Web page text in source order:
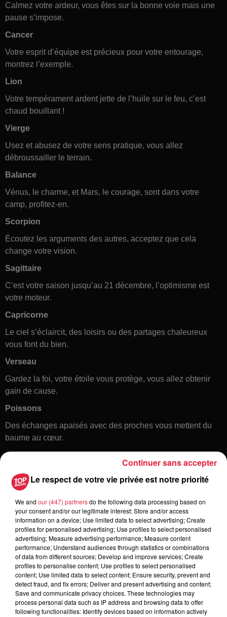
Calmez votre ardeur, vous êtes sur la bonne voie mais une
pause s’impose.
Cancer
Votre esprit d’équipe est précieux pour votre entourage,
montrez l’exemple.
Lion
Votre tempérament ardent jette de l’huile sur le feu, c’est
chaud bouillant !
Vierge
Usez et abusez de votre sens pratique, vous allez
débroussailler le terrain.
Balance
Vénus, le charme, et Mars, le courage, sont dans votre
camp, profitez-en.
Scorpion
Écoutez les arguments des autres, acceptez que cela
change votre vision.
Sagittaire
C’est votre saison jusqu’au 21 décembre, l’optimisme est
votre moteur.
Capricorne
Le ciel s’éclaircit, des loisirs ou des partages chaleureux
vous font du bien.
Verseau
Gardez la foi, votre étoile vous protège, vous allez obtenir
gain de cause.
Poissons
Des échanges apaisés avec des proches vous mettent du
baume au cœur.
Toute l'actu
6 août 2026
À Hoerdt, de l’eau brune sort des
robinets
Le respect de votre vie privée est notre priorité
We and our (447) partnersdo the following data processing based on
your consent and/or our legitimate interest: Store and/or access
information on a device; Use limited data to select advertising; Create
profiles for personalised advertising; Use profiles to select personalised
advertising; Measure advertising performance; Measure content
performance; Understand audiences through statistics or combinations
of data from different sources; Develop and improve services; Create
profiles to personalise content; Use profiles to select personalised
content; Use limited data to select content; Ensure security, prevent and
detect fraud, and fix errors; Deliver and present advertising and content;
Save and communicate privacy choices. These technologies may
process personal data such as IP address and browsing data to offer
following functionalities: Identify devices based on information actively
Continuer sans accepter